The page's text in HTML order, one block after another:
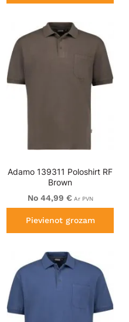
Adamo 139311 Poloshirt RF
Brown
No 44,99 € Ar PVN
Pievienot grozam